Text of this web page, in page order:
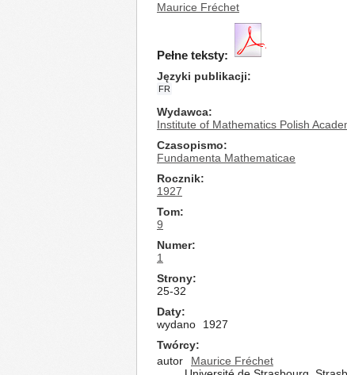
Maurice Fréchet
Pełne teksty:
Języki publikacji
FR
Wydawca
Institute of Mathematics Polish
Czasopismo
Fundamenta Mathematicae
Rocznik
1927
Tom
9
Numer
1
Strony
25-32
Daty
wydano
1927
Twórcy
autor
Maurice Fréchet